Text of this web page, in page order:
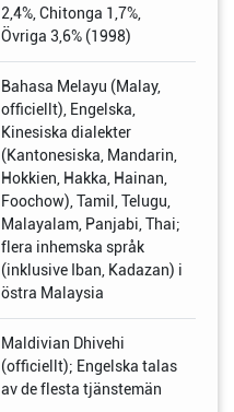
2,4%, Chitonga 1,7%,
Övriga 3,6% (1998)
Bahasa Melayu (Malay,
officiellt), Engelska,
Kinesiska dialekter
(Kantonesiska, Mandarin,
Hokkien, Hakka, Hainan,
Foochow), Tamil, Telugu,
Malayalam, Panjabi, Thai;
flera inhemska språk
(inklusive Iban, Kadazan) i
östra Malaysia
Maldivian Dhivehi
(officiellt); Engelska talas
av de flesta tjänstemän